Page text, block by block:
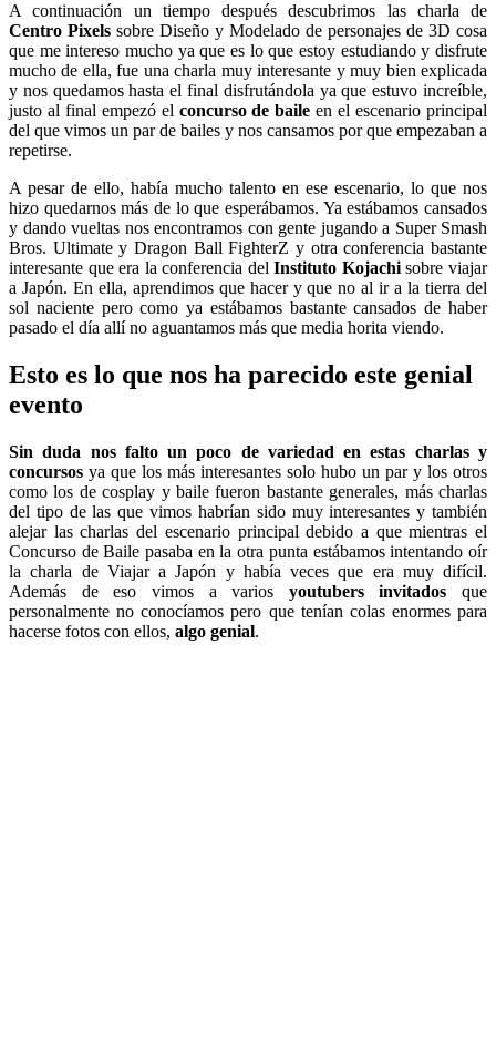
A continuación un tiempo después descubrimos las charla de
Centro Pixels sobre Diseño y Modelado de personajes de 3D cosa
que me intereso mucho ya que es lo que estoy estudiando y disfrute
mucho de ella, fue una charla muy interesante y muy bien explicada
y nos quedamos hasta el final disfrutándola ya que estuvo increíble,
justo al final empezó el concurso de baile en el escenario principal
del que vimos un par de bailes y nos cansamos por que empezaban a
repetirse.
A pesar de ello, había mucho talento en ese escenario, lo que nos
hizo quedarnos más de lo que esperábamos. Ya estábamos cansados
y dando vueltas nos encontramos con gente jugando a Super Smash
Bros. Ultimate y Dragon Ball FighterZ y otra conferencia bastante
interesante que era la conferencia delInstituto Kojachisobre viajar
a Japón. En ella, aprendimos que hacer y que no al ir a la tierra del
sol naciente pero como ya estábamos bastante cansados de haber
pasado el día allí no aguantamos más que media horita viendo.
Esto es lo que nos ha parecido este genial
evento
Sin duda nos falto un poco de variedad en estas charlas y
concursos ya que los más interesantes solo hubo un par y los otros
como los de cosplay y baile fueron bastante generales, más charlas
del tipo de las que vimos habrían sido muy interesantes y también
alejar las charlas del escenario principal debido a que mientras el
Concurso de Baile pasaba en la otra punta estábamos intentando oír
la charla de Viajar a Japón y había veces que era muy difícil.
Además de eso vimos a varios youtubers invitados que
personalmente no conocíamos pero que tenían colas enormes para
hacerse fotos con ellos, algo genial.